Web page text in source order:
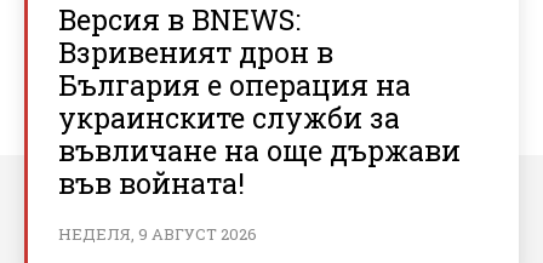
Версия в BNEWS:
Взривеният дрон в
България е операция на
украинските служби за
въвличане на още държави
във войната!
НЕДЕЛЯ, 9 АВГУСТ 2026